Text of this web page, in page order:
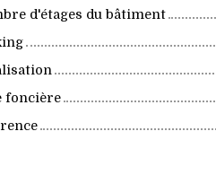
d'étages du bâtiment
foncière